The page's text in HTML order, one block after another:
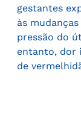
gestantes
às
pressão do
entanto, dor
de